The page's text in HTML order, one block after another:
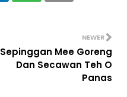
NEWER
Sepinggan Mee Goreng
Dan Secawan Teh O
Panas